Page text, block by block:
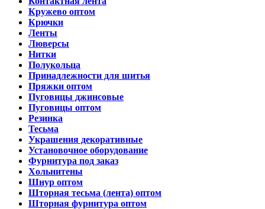
Кружево оптом
Крючки
Ленты
Люверсы
Нитки
Полукольца
Принадлежности для шитья
Пряжки оптом
Пуговицы джинсовые
Пуговицы оптом
Резинка
Тесьма
Украшения декоративные
Установочное оборудование
Фурнитура под заказ
Хольнитены
Шнур оптом
Шторная тесьма (лента) оптом
Шторная фурнитура оптом